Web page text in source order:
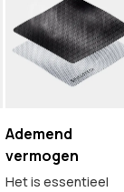
Ademend
vermogen
Het is essentieel